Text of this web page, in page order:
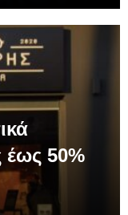
έως 50%